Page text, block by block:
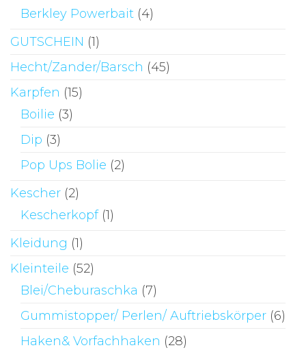
Berkley Powerbait (4)
GUTSCHEIN (1)
Hecht/Zander/Barsch (45)
Karpfen (15)
Boilie (3)
Dip (3)
Pop Ups Bolie (2)
Kescher (2)
Kescherkopf (1)
Kleidung (1)
Kleinteile (52)
Blei/Cheburaschka (7)
Gummistopper/ Perlen/ Auftriebskörper (6)
Haken& Vorfachhaken (28)